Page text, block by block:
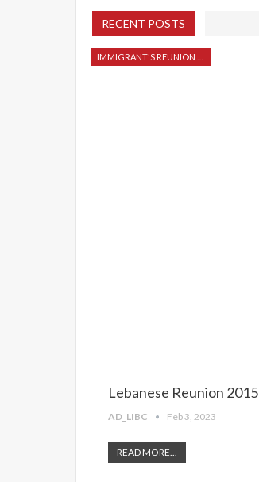
RECENT POSTS
Lebanese Reunion 2015
AD_LIBC Feb 3, 2023
READ MORE...